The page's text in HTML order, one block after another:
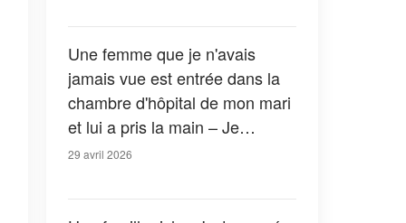
Une femme que je n'avais
jamais vue est entrée dans la
chambre d'hôpital de mon mari
et lui a pris la main – Je
n'oublierai jamais ce qu'elle lui
29 avril 2026